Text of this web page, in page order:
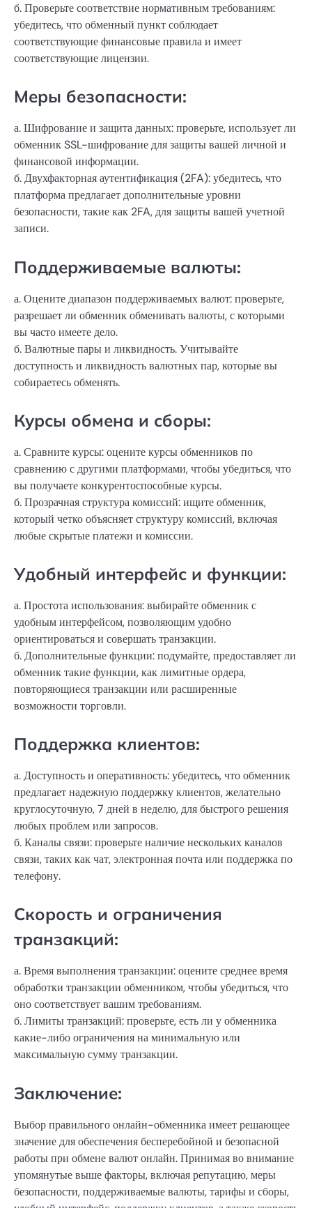
б. Проверьте соответствие нормативным требованиям:
убедитесь, что обменный пункт соблюдает
соответствующие финансовые правила и имеет
соответствующие лицензии.
Меры безопасности:
а. Шифрование и защита данных: проверьте, использует ли
обменник SSL-шифрование для защиты вашей личной и
финансовой информации.
б. Двухфакторная аутентификация (2FA): убедитесь, что
платформа предлагает дополнительные уровни
безопасности, такие как 2FA, для защиты вашей учетной
записи.
Поддерживаемые валюты:
а. Оцените диапазон поддерживаемых валют: проверьте,
разрешает ли обменник обменивать валюты, с которыми
вы часто имеете дело.
б. Валютные пары и ликвидность. Учитывайте
доступность и ликвидность валютных пар, которые вы
собираетесь обменять.
Курсы обмена и сборы:
а. Сравните курсы: оцените курсы обменников по
сравнению с другими платформами, чтобы убедиться, что
вы получаете конкурентоспособные курсы.
б. Прозрачная структура комиссий: ищите обменник,
который четко объясняет структуру комиссий, включая
любые скрытые платежи и комиссии.
Удобный интерфейс и функции:
а. Простота использования: выбирайте обменник с
удобным интерфейсом, позволяющим удобно
ориентироваться и совершать транзакции.
б. Дополнительные функции: подумайте, предоставляет ли
обменник такие функции, как лимитные ордера,
повторяющиеся транзакции или расширенные
возможности торговли.
Поддержка клиентов:
а. Доступность и оперативность: убедитесь, что обменник
предлагает надежную поддержку клиентов, желательно
круглосуточную, 7 дней в неделю, для быстрого решения
любых проблем или запросов.
б. Каналы связи: проверьте наличие нескольких каналов
связи, таких как чат, электронная почта или поддержка по
телефону.
Скорость и ограничения
транзакций:
а. Время выполнения транзакции: оцените среднее время
обработки транзакции обменником, чтобы убедиться, что
оно соответствует вашим требованиям.
б. Лимиты транзакций: проверьте, есть ли у обменника
какие-либо ограничения на минимальную или
максимальную сумму транзакции.
Заключение:
Выбор правильного онлайн-обменника имеет решающее
значение для обеспечения бесперебойной и безопасной
работы при обмене валют онлайн. Принимая во внимание
упомянутые выше факторы, включая репутацию, меры
безопасности, поддерживаемые валюты, тарифы и сборы,